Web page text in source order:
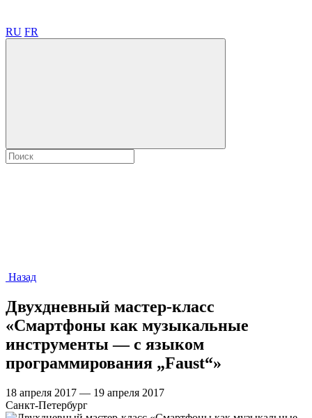
RU FR
Назад
Двухдневный мастер-класс
«Смартфоны как музыкальные
инструменты — с языком
программирования „Faust“»
18 апреля 2017 — 19 апреля 2017
Санкт-Петербург